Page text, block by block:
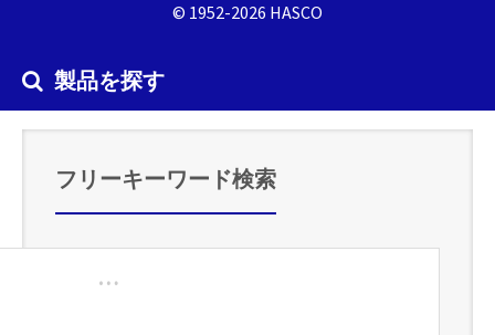
© 1952-2026 HASCO
製品を探す
フリーキーワード検索